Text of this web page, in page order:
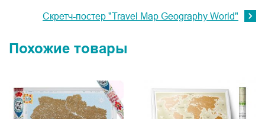
Скретч-постер "Travel Map Geography World"
Похожие товары